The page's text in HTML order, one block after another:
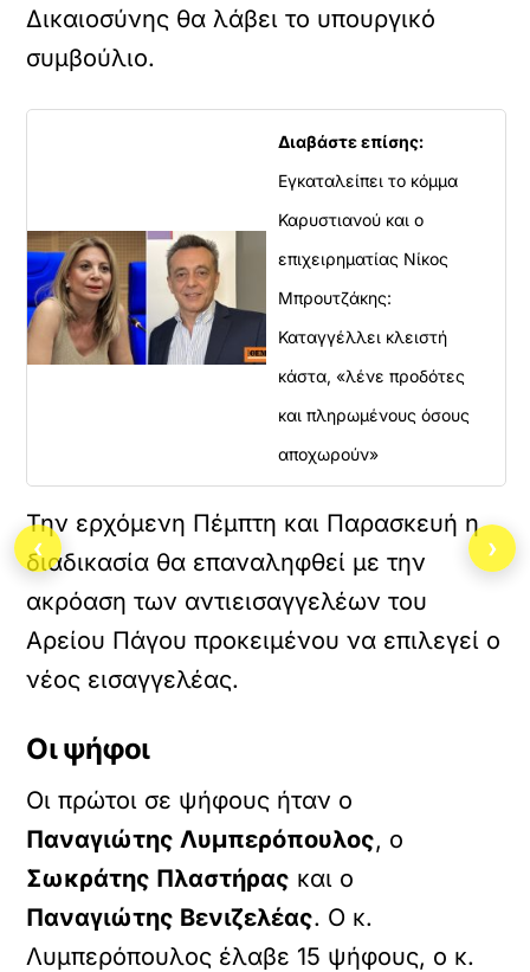
Δικαιοσύνης θα λάβει το υπουργικό
συμβούλιο.
Διαβάστε επίσης:
Εγκαταλείπει το κόμμα
Καρυστιανού και ο
επιχειρηματίας Νίκος
Μπρουτζάκης:
Καταγγέλλει κλειστή
κάστα, «λένε προδότες
και πληρωμένους όσους
αποχωρούν»
Την ερχόμενη Πέμπτη και Παρασκευή η
διαδικασία θα επαναληφθεί με την
ακρόαση των αντιεισαγγελέων του
Αρείου Πάγου προκειμένου να επιλεγεί ο
νέος εισαγγελέας.
Οι ψήφοι
Οι πρώτοι σε ψήφους ήταν ο
Παναγιώτης Λυμπερόπουλος, ο
Σωκράτης Πλαστήρας και ο
Παναγιώτης Βενιζελέας. Ο κ.
Λυμπερόπουλος έλαβε 15 ψήφους, ο κ.
‹ ›